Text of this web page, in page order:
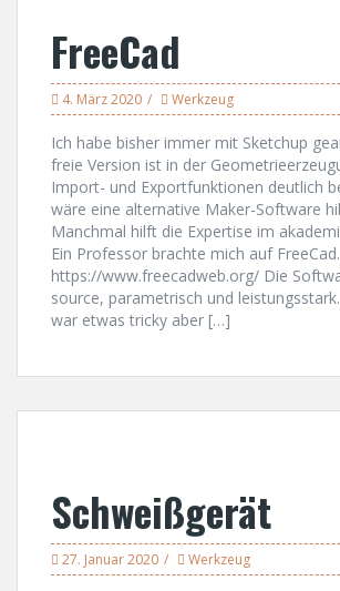
FreeCad
4. März 2020 Werkzeug
Ich habe bisher immer mit Sketchup
freie Version ist in der
Import- und Exportfunktionen deutlich
wäre eine alternative Maker-Software
Manchmal hilft die Expertise im
Ein Professor brachte mich auf FreeCad.
https://www.freecadweb.org/ Die
source, parametrisch und
war etwas tricky aber […]
Schweißgerät
27. Januar 2020 Werkzeug